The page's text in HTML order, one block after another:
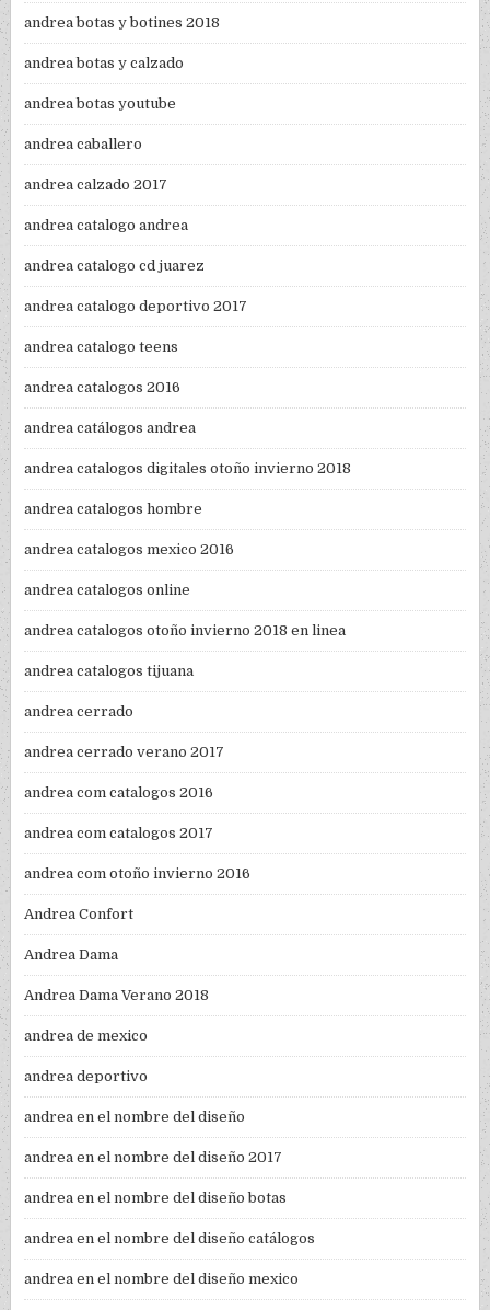
andrea botas y botines 2018
andrea botas y calzado
andrea botas youtube
andrea caballero
andrea calzado 2017
andrea catalogo andrea
andrea catalogo cd juarez
andrea catalogo deportivo 2017
andrea catalogo teens
andrea catalogos 2016
andrea catálogos andrea
andrea catalogos digitales otoño invierno 2018
andrea catalogos hombre
andrea catalogos mexico 2016
andrea catalogos online
andrea catalogos otoño invierno 2018 en linea
andrea catalogos tijuana
andrea cerrado
andrea cerrado verano 2017
andrea com catalogos 2016
andrea com catalogos 2017
andrea com otoño invierno 2016
Andrea Confort
Andrea Dama
Andrea Dama Verano 2018
andrea de mexico
andrea deportivo
andrea en el nombre del diseño
andrea en el nombre del diseño 2017
andrea en el nombre del diseño botas
andrea en el nombre del diseño catálogos
andrea en el nombre del diseño mexico